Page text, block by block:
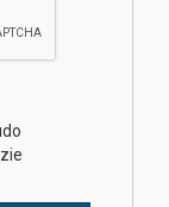
antes